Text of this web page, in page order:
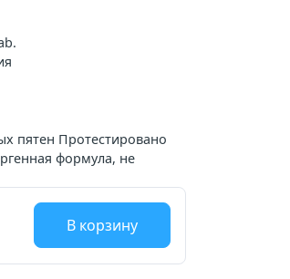
пятен Протестировано
формула, не
В корзину